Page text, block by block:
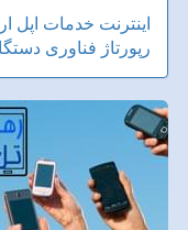
اینترنت خدمات اپل
رپورتاژ فناوری